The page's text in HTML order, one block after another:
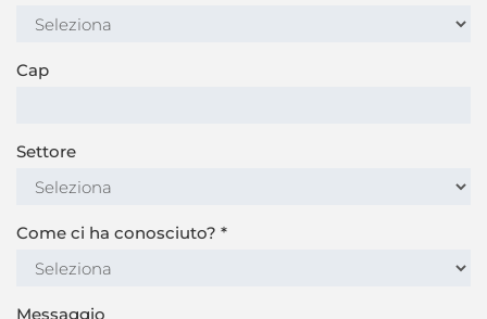
Cap
Settore
Come ci ha conosciuto? *
Messaggio